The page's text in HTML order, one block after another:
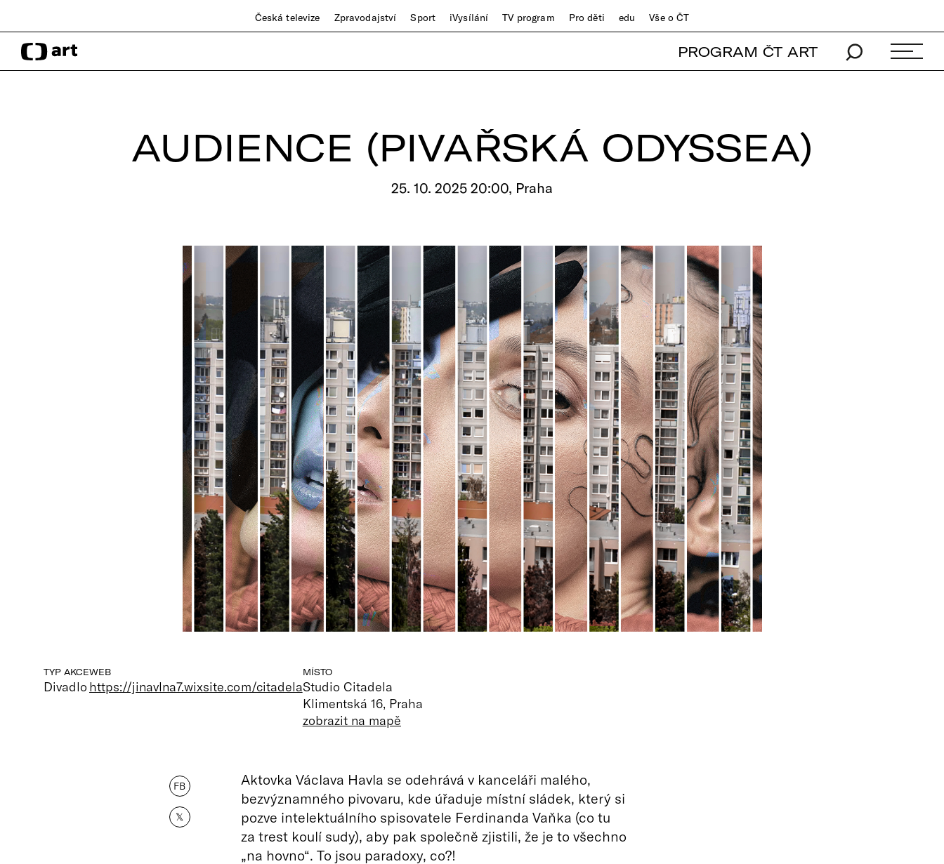
Česká televize Zpravodajství Sport iVysílání TV program Pro děti edu Vše o ČT
PROGRAM ČT ART
AUDIENCE (PIVAŘSKÁ ODYSSEA)
25. 10. 2025 20:00, Praha
TYP AKCE
Divadlo
WEB
https://jinavlna7.wixsite.com/citadela
MÍSTO
Studio Citadela
Klimentská 16, Praha
zobrazit na mapě
FB
𝕏
Aktovka Václava Havla se odehrává v kanceláři malého,
bezvýznamného pivovaru, kde úřaduje místní sládek, který si
pozve intelektuálního spisovatele Ferdinanda Vaňka (co tu
za trest koulí sudy), aby pak společně zjistili, že je to všechno
„na hovno“. To jsou paradoxy, co?!